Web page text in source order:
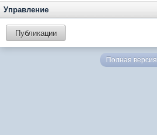
Управление
Публикации
Полная версия